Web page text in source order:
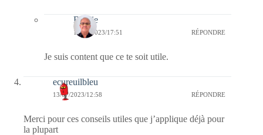
Bernie
13/07/2023/17:51 RÉPONDRE
Je suis content que ce te soit utile.
ecureuilbleu
13/07/2023/12:58 RÉPONDRE
Merci pour ces conseils utiles que j’applique déjà pour
la plupart